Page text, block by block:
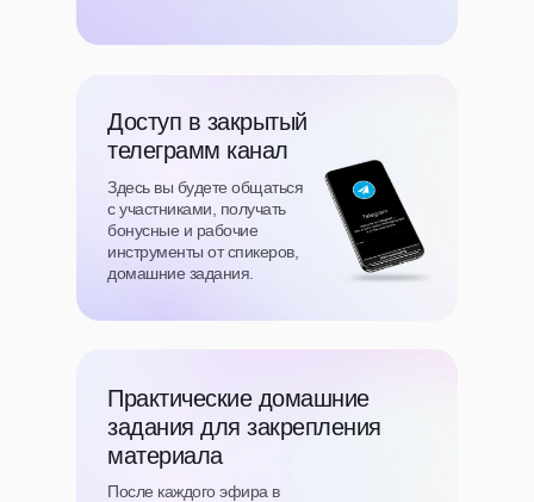
Доступ в закрытый
телеграмм канал
Здесь вы будете общаться
с участниками, получать
бонусные и рабочие
инструменты от спикеров,
домашние задания.
Практические домашние
задания для закрепления
материала
После каждого эфира в